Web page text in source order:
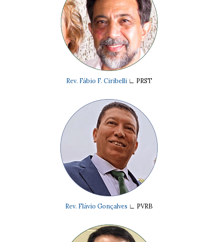
Rev. Fábio F. Ciribelli ∟ PRST
Rev. Flávio Gonçalves ∟ PVRB